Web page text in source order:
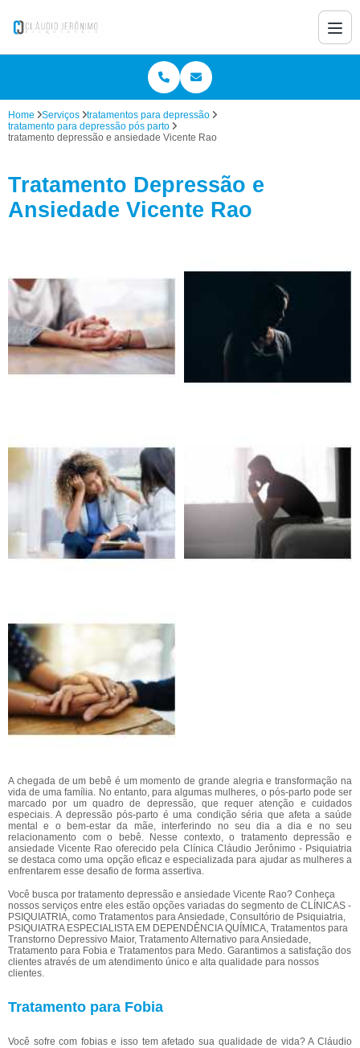
Home Serviços
tratamentos para depressão
tratamento para depressão pós parto
tratamento depressão e ansiedade Vicente Rao
Tratamento Depressão e
Ansiedade Vicente Rao
A chegada de um bebê é um momento de grande alegria e transformação na
vida de uma família. No entanto, para algumas mulheres, o pós-parto pode ser
marcado por um quadro de depressão, que requer atenção e cuidados
especiais. A depressão pós-parto é uma condição séria que afeta a saúde
mental e o bem-estar da mãe, interferindo no seu dia a dia e no seu
relacionamento com o bebê. Nesse contexto, o tratamento depressão e
ansiedade Vicente Rao oferecido pela Clínica Cláudio Jerônimo - Psiquiatria
se destaca como uma opção eficaz e especializada para ajudar as mulheres a
enfrentarem esse desafio de forma assertiva.
Você busca por tratamento depressão e ansiedade Vicente Rao? Conheça
nossos serviços entre eles estão opções variadas do segmento de CLÍNICAS -
PSIQUIATRIA, como Tratamentos para Ansiedade, Consultório de Psiquiatria,
PSIQUIATRA ESPECIALISTA EM DEPENDÊNCIA QUÍMICA, Tratamentos para
Transtorno Depressivo Maior, Tratamento Alternativo para Ansiedade,
Tratamento para Fobia e Tratamentos para Medo. Garantimos a satisfação dos
clientes através de um atendimento único e alta qualidade para nossos
clientes.
Tratamento para Fobia
Você sofre com fobias e isso tem afetado sua qualidade de vida? A Cláudio